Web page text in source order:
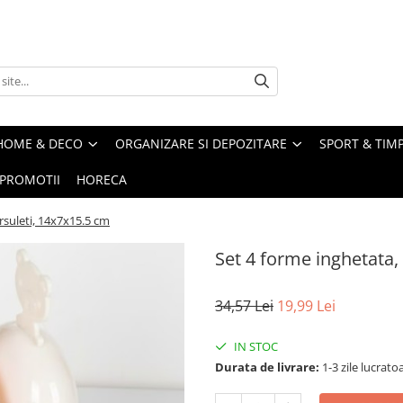
& DECO ORGANIZARE SI DEPOZITARE SPORT &
PROMOTII HORECA
14x7x15.5 cm
Set 4 forme
34,57 Lei 19,99 Lei
IN STOC
Durata de livrare: 1-3 zile